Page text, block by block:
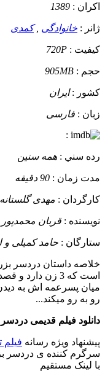
:
1389
خانوادگی,کمدی
:
720P
905MB
:ایران
فارسی
:
: همه سنین
: 90 دقیقه
:مهدی گلستانه
:قربان محمدپور
: حامد کمیلی و لیلا
داستان دردسر بزرگ
است که 3 زن دارد و قصد
اش به دیدن او
رو میکند...
فیلم قدیمی دردسر بزرگ
ویژه رسانه فیلم ترین/
کننده ی دردسر بزرگ با
مستقیم